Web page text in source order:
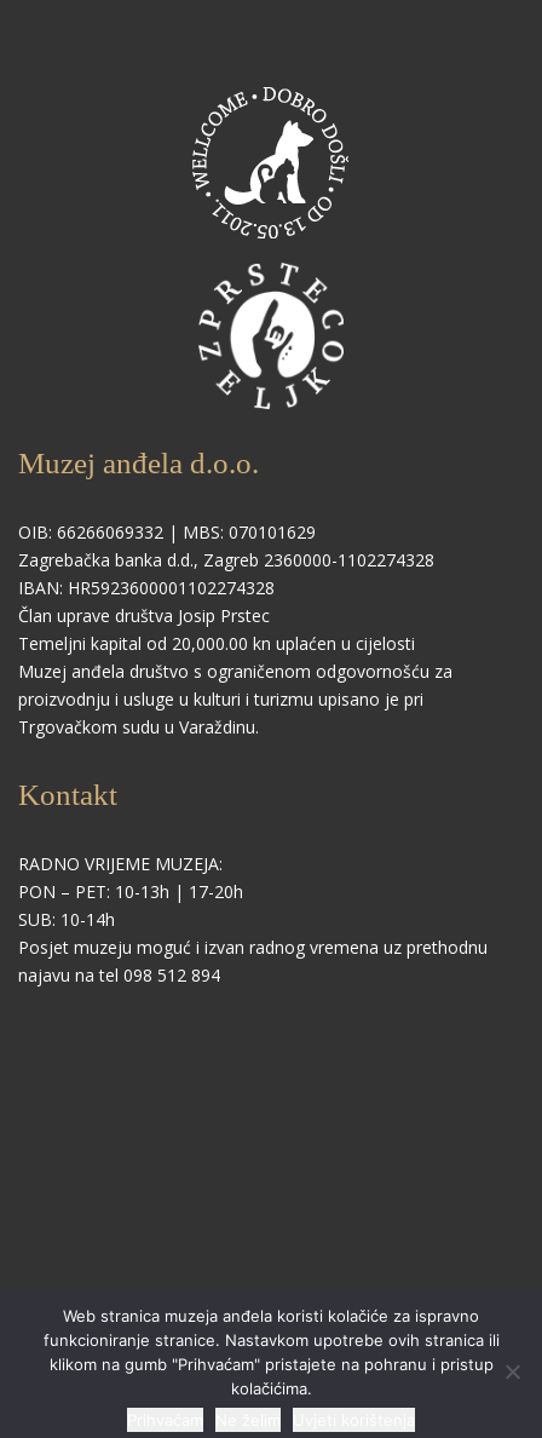
Muzej anđela d.o.o.
OIB: 66266069332 | MBS: 070101629
Zagrebačka banka d.d., Zagreb 2360000-1102274328
IBAN: HR5923600001102274328
Član uprave društva Josip Prstec
Temeljni kapital od 20,000.00 kn uplaćen u cijelosti
Muzej anđela društvo s ograničenom odgovornošću za
proizvodnju i usluge u kulturi i turizmu upisano je pri
Trgovačkom sudu u Varaždinu.
Kontakt
RADNO VRIJEME MUZEJA:
PON – PET: 10-13h | 17-20h
SUB: 10-14h
Posjet muzeju moguć i izvan radnog vremena uz prethodnu
najavu na tel 098 512 894
Web stranica muzeja anđela koristi kolačiće za ispravno
funkcioniranje stranice. Nastavkom upotrebe ovih stranica ili
klikom na gumb "Prihvaćam" pristajete na pohranu i pristup
kolačićima.